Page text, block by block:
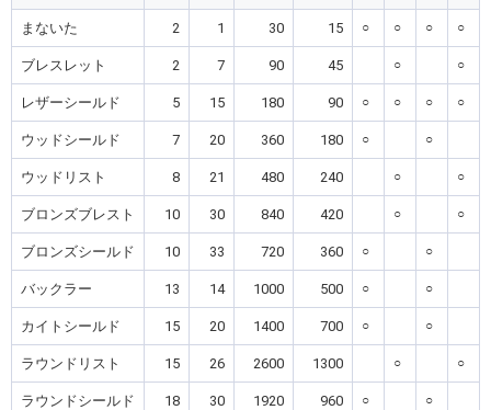
まないた 2 1 30 15 ○ ○ ○ ○
ブレスレット 2 7 90 45 ○ ○
レザーシールド 5 15 180 90 ○ ○ ○ ○
ウッドシールド 7 20 360 180 ○ ○
ウッドリスト 8 21 480 240 ○ ○
ブロンズブレスト 10 30 840 420 ○ ○
ブロンズシールド 10 33 720 360 ○ ○
バックラー 13 14 1000 500 ○ ○
カイトシールド 15 20 1400 700 ○ ○
ラウンドリスト 15 26 2600 1300 ○ ○
ラウンドシールド 18 30 1920 960 ○ ○